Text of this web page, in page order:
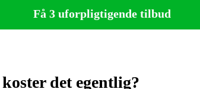
Få 3 uforpligtigende tilbud
det egentlig?